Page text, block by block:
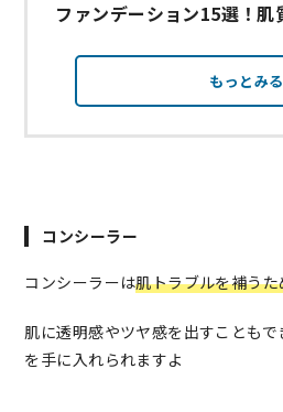
ファンデーション15選！肌
もっとみる
コンシーラー
コンシーラーは肌トラブルを補う
肌に透明感やツヤ感を出すことも
を手に入れられますよ